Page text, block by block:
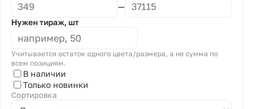
—
Нужен тираж, шт
Учитывается остаток одного цвета/размера, а не сумма по
всем позициям.
В наличии
Только новинки
Сортировка